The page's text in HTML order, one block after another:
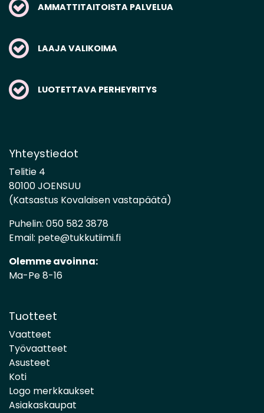
AMMATTITAITOISTA PALVELUA
LAAJA VALIKOIMA
LUOTETTAVA PERHEYRITYS
Yhteystiedot
Telitie 4
80100 JOENSUU
(Katsastus Kovalaisen vastapäätä)
Puhelin: 050 582 3878
Email: pete@tukkutiimi.fi
Olemme avoinna:
Ma-Pe 8-16
Tuotteet
Vaatteet
Työvaatteet
Asusteet
Koti
Logo merkkaukset
Asiakaskaupat